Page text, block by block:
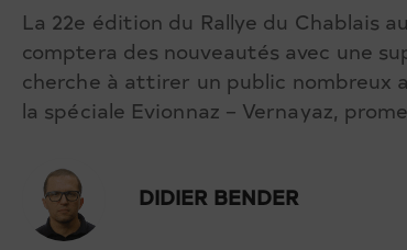
La 22e édition du Rallye du Chablais
comptera des nouveautés avec une
cherche à attirer un public nombreux
la spéciale Evionnaz – Vernayaz,
DIDIER BENDER